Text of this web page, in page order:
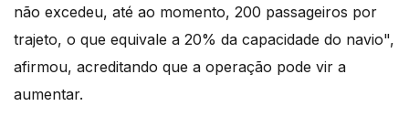
não excedeu, até ao momento, 200 passageiros por
trajeto, o que equivale a 20% da capacidade do navio",
afirmou, acreditando que a operação pode vir a
aumentar.